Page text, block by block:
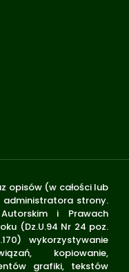
opisów (w całości lub
administratora strony.
i Prawach
(Dz.U.94 Nr 24 poz.
wykorzystywanie
kopiowanie,
grafiki, tekstów